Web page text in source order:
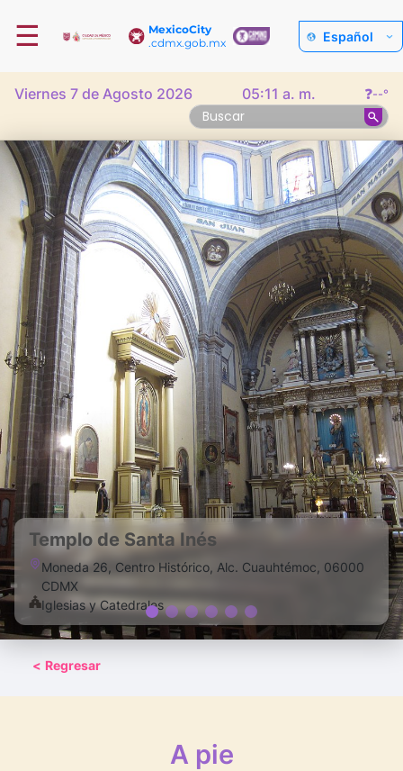
MexicoCity
.cdmx.gob.mx
☰ Español
Viernes 7 de Agosto 2026 05:11 a. m. ❓--°
Templo de Santa Inés
Moneda 26, Centro Histórico, Alc. Cuauhtémoc, 06000
CDMX
Iglesias y Catedrales
< Regresar
A pie